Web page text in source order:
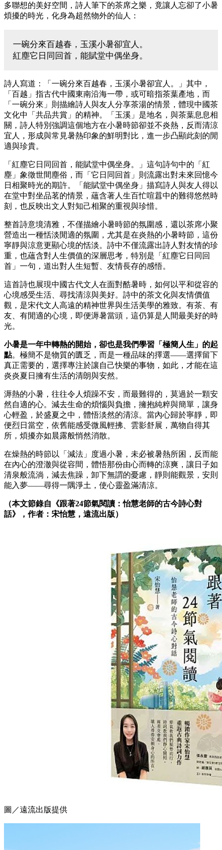
多聯想的美好空間，詩人筆下的茶席之樂，竟讓人忘卻了小暑
煩擾的時光，化身為超然物外的仙人：
一碗分來百越春，玉溪小暑卻宜人。
紅塵它日同回首，能賦堂中偶坐身。
詩人寫道：「一碗分來百越春，玉溪小暑卻宜人。」其中，
「百越」指古代中國東南沿海一帶，或可暗指茶葉產地，而
「一碗分來」則描繪詩人與友人分享茶湯的情景，體現中國茶
文化中「共品共賞」的精神。「玉溪」是地名，與茶葉息息相
關，詩人特別強調這個地方在小暑時節卻並不炎熱，反而清涼
宜人，形成與常見暑熱印象的鮮明對比，進一步凸顯此刻的閒
適與珍貴。
「紅塵它日同回首，能賦堂中偶坐身。」這句詩句中的「紅
塵」象徵世間塵俗，而「它日同回首」則流露出對未來回憶今
日相聚時光的期許。「能賦堂中偶坐身」描寫詩人與友人得以
在堂中對坐品茗的情景，蘊含著人生百忙喧囂中的難得悠然時
刻，也反映出文人對知己相聚的重視與珍惜。
整首詩意境清雅，不僅描繪小暑時節的氛圍感，還以茶席小聚
營造出一種恬淡閒適的氛圍，尤其是在炎熱的小暑時節，這份
寧靜與涼意更顯心境的恬淡。詩中不僅流露出詩人對友情的珍
重，也蘊含對人生價值的深層思考，特別是「紅塵它日同回
首」一句，道出對人生短暫、友情長存的感悟。
這首詩也展現中國古代文人在面對酷暑時，如何以平和從容的
心境感受生活、尋找清涼與美好。詩中的茶文化與友情價值
觀，是宋代文人高遠的精神世界與生活美學的雅致。有茶、有
友、有閒適的心境，即便溽暑當頭，這仍算是人間最美好的時
光。
小暑是一年中轉熱的開始，卻也是我們學習「極簡人生」的起
點。極簡不是物質的匱乏，而是一種品味的擇選——選擇留下
真正需要的，選擇專注於讓自己快樂的事物，如此，才能在這
炎炎夏日擁有生活的清朗與安然。
溽熱的小暑，往往令人煩躁不安，而最難得的，莫過於一顆安
然自適的心。減去生命的煩惱與負擔，擁抱純粹與簡單，讓身
心輕盈，於盛夏之中，體悟淡然的清涼。當內心歸於寧靜，即
便烈日當空，依舊能感受微風輕拂、雲影舒展，萬物自得其
所，煩擾亦如晨露般悄然消散。
在燥熱的時節以「減法」度過小暑，未必被暑熱所困，反而能
在內心的澄澈與從容間，體悟那份由心而轉的涼爽，讓日子如
清泉般流淌，減去焦躁，卸下無謂的憂慮，靜則能觀景，安則
能入夢——尋得一隅淨土，使心靈盈滿清涼。
（本文節錄自《跟著24節氣閱讀：怡慧老師的古今詩心對
話》，作者：宋怡慧，遠流出版）
圖／遠流出版提供